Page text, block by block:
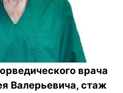
врача
Валерьевича, стаж